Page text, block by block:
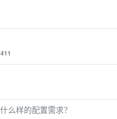
么样的配置需求？